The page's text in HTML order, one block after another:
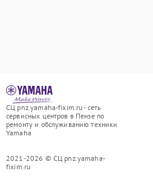
СЦ pnz.yamaha-fixim.ru - сеть
сервисных центров в Пензе по
ремонту и обслуживанию техники
Yamaha
2021-2026 © СЦ pnz.yamaha-
fixim.ru